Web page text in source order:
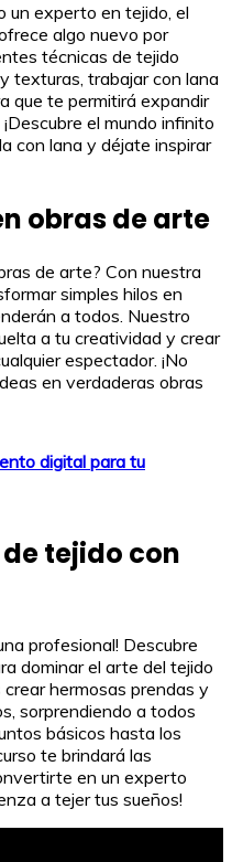
un experto en tejido, el
algo nuevo por
técnicas de tejido
texturas, trabajar con lana
que te permitirá expandir
el mundo infinito
con lana y déjate inspirar
obras de arte
de arte? Con nuestra
simples hilos en
a todos. Nuestro
a tu creatividad y crear
espectador. ¡No
en verdaderas obras
digital para tu
tejido con
profesional! Descubre
dominar el arte del tejido
hermosas prendas y
sorprendiendo a todos
básicos hasta los
te brindará las
en un experto
a tejer tus sueños!